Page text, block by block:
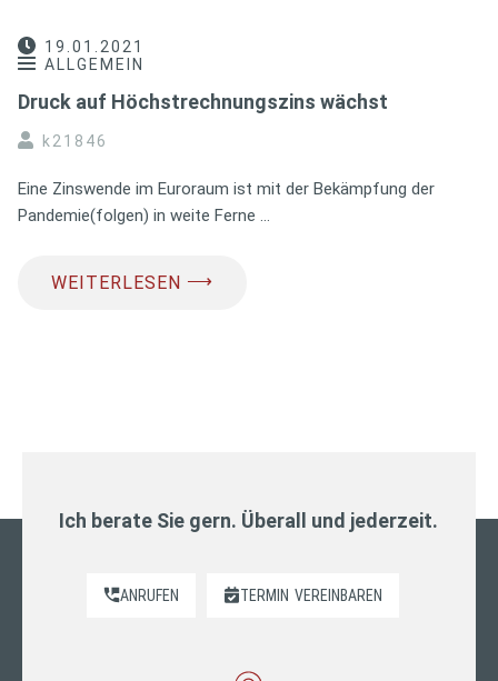
19.01.2021
ALLGEMEIN
Druck auf Höchstrechnungszins wächst
k21846
Eine Zinswende im Euroraum ist mit der Bekämpfung der
Pandemie(folgen) in weite Ferne …
WEITERLESEN ⟶
Ich berate Sie gern. Überall und jederzeit.
ANRUFEN TERMIN VEREINBAREN